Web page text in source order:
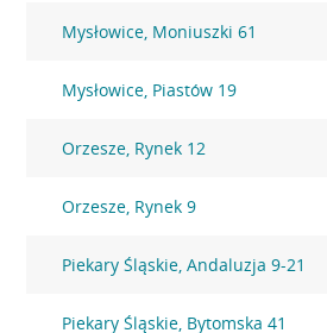
Mysłowice, Moniuszki 61
Mysłowice, Piastów 19
Orzesze, Rynek 12
Orzesze, Rynek 9
Piekary Śląskie, Andaluzja 9-21
Piekary Śląskie, Bytomska 41